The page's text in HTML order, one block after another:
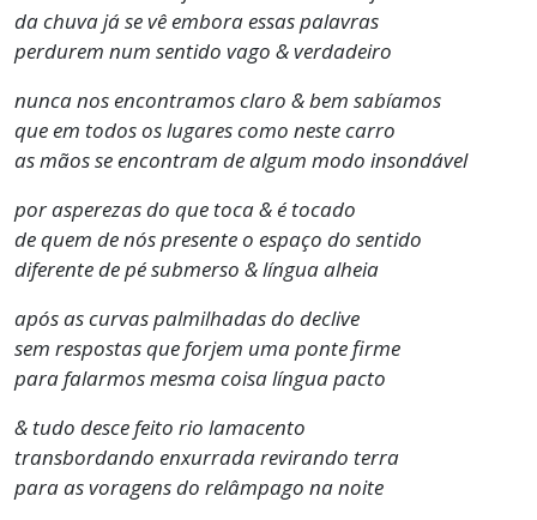
da chuva já se vê embora essas palavras
perdurem num sentido vago & verdadeiro
nunca nos encontramos claro & bem sabíamos
que em todos os lugares como neste carro
as mãos se encontram de algum modo insondável
por asperezas do que toca & é tocado
de quem de nós presente o espaço do sentido
diferente de pé submerso & língua alheia
após as curvas palmilhadas do declive
sem respostas que forjem uma ponte firme
para falarmos mesma coisa língua pacto
& tudo desce feito rio lamacento
transbordando enxurrada revirando terra
para as voragens do relâmpago na noite